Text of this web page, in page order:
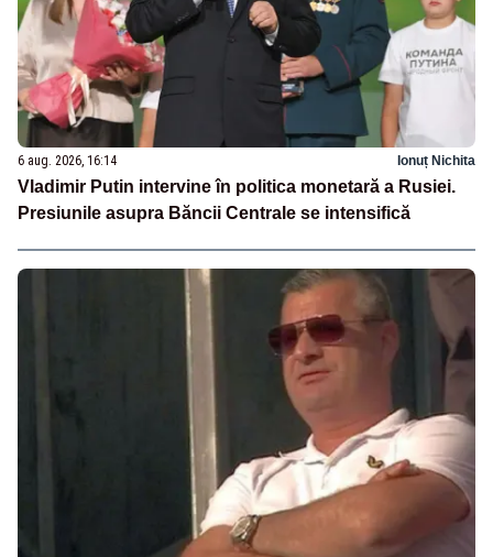
6 aug. 2026, 16:14 Ionuț Nichita
Vladimir Putin intervine în politica monetară a Rusiei.
Presiunile asupra Băncii Centrale se intensifică